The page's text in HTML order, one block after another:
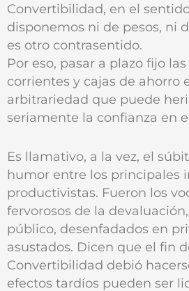
Convertibilidad, en el
disponemos ni de pesos, ni
es otro contrasentido.
Por eso, pasar a plazo fijo
corrientes y cajas de ahorro
arbitrariedad que puede
seriamente la confianza en
Es llamativo, a la vez, el
humor entre los principales
productivistas. Fueron los
fervorosos de la
público, desenfadados en
asustados. Dicen que el fin
Convertibilidad debió
efectos tardíos pueden ser